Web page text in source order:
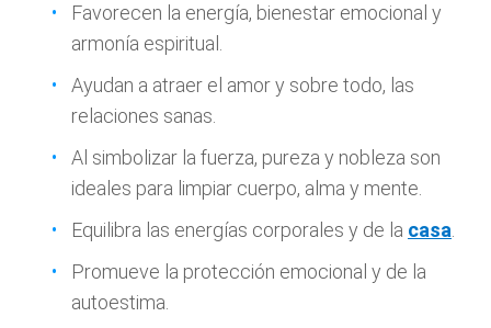
Favorecen la energía, bienestar emocional y
armonía espiritual.
Ayudan a atraer el amor y sobre todo, las
relaciones sanas.
Al simbolizar la fuerza, pureza y nobleza son
ideales para limpiar cuerpo, alma y mente.
Equilibra las energías corporales y de la casa
Promueve la protección emocional y de la
autoestima.